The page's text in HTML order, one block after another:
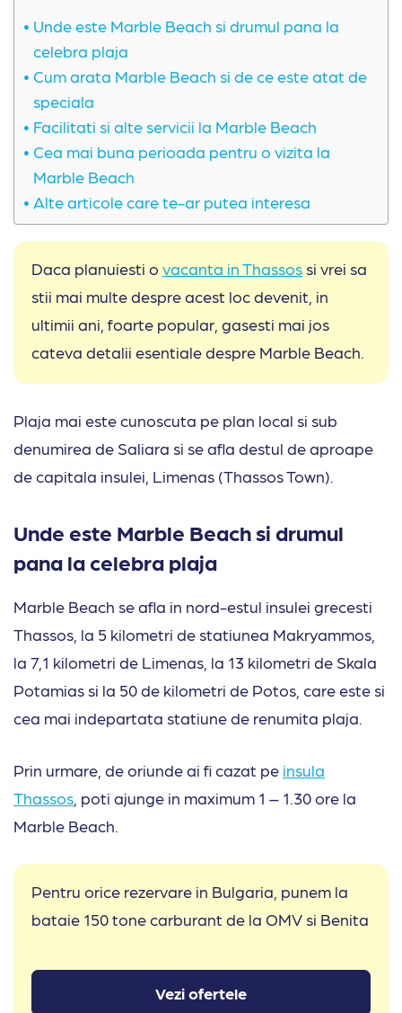
Unde este Marble Beach si drumul pana la
celebra plaja
Cum arata Marble Beach si de ce este atat de
speciala
Facilitati si alte servicii la Marble Beach
Cea mai buna perioada pentru o vizita la
Marble Beach
Alte articole care te-ar putea interesa
Daca planuiesti o vacanta in Thassos si vrei sa
stii mai multe despre acest loc devenit, in
ultimii ani, foarte popular, gasesti mai jos
cateva detalii esentiale despre Marble Beach.
Plaja mai este cunoscuta pe plan local si sub
denumirea de Saliara si se afla destul de aproape
de capitala insulei, Limenas (Thassos Town).
Unde este Marble Beach si drumul
pana la celebra plaja
Marble Beach se afla in nord-estul insulei grecesti
Thassos, la 5 kilometri de statiunea Makryammos,
la 7,1 kilometri de Limenas, la 13 kilometri de Skala
Potamias si la 50 de kilometri de Potos, care este si
cea mai indepartata statiune de renumita plaja.
Prin urmare, de oriunde ai fi cazat pe insula
Thassos , poti ajunge in maximum 1 – 1.30 ore la
Marble Beach.
Pentru orice rezervare in Bulgaria, punem la
bataie 150 tone carburant de la OMV si Benita
Vezi ofertele